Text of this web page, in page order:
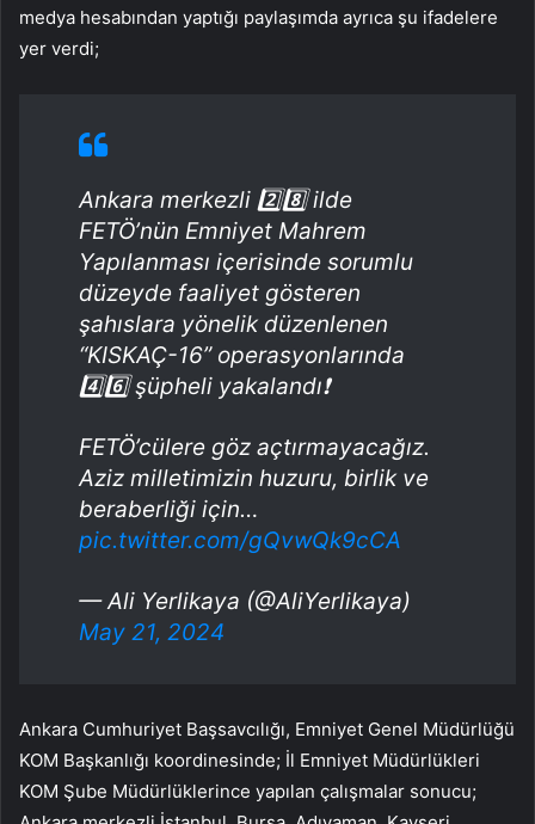
medya hesabından yaptığı paylaşımda ayrıca şu ifadelere
yer verdi;
Ankara merkezli 2️⃣8️⃣ ilde
FETÖ’nün Emniyet Mahrem
Yapılanması içerisinde sorumlu
düzeyde faaliyet gösteren
şahıslara yönelik düzenlenen
“KISKAÇ-16” operasyonlarında
4️⃣6️⃣ şüpheli yakalandı❗️
FETÖ’cülere göz açtırmayacağız.
Aziz milletimizin huzuru, birlik ve
beraberliği için…
pic.twitter.com/gQvwQk9cCA
— Ali Yerlikaya (@AliYerlikaya)
May 21, 2024
Ankara Cumhuriyet Başsavcılığı, Emniyet Genel Müdürlüğü
KOM Başkanlığı koordinesinde; İl Emniyet Müdürlükleri
KOM Şube Müdürlüklerince yapılan çalışmalar sonucu;